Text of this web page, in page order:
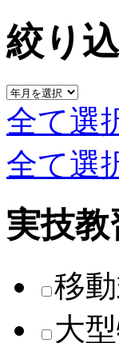
絞り
全て選
全て選
実技教
移
大